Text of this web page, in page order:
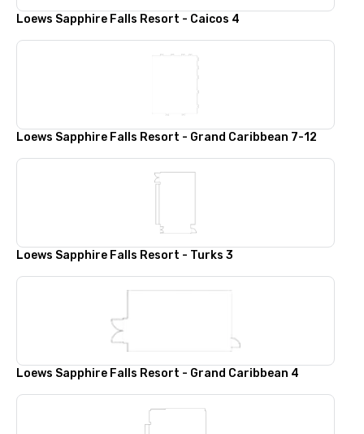
Loews Sapphire Falls Resort - Caicos 4
Loews Sapphire Falls Resort - Grand Caribbean 7-12
Loews Sapphire Falls Resort - Turks 3
Loews Sapphire Falls Resort - Grand Caribbean 4